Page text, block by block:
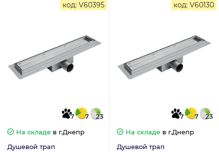
код: V60395
7 7
23
На складе в г.Днепр
Душевой трап
код: V60130
7 7
23
На складе в г.Днепр
Душевой трап